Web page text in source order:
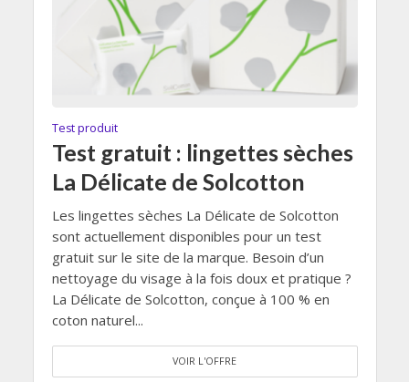
Test produit
Test gratuit : lingettes sèches
La Délicate de Solcotton
Les lingettes sèches La Délicate de Solcotton
sont actuellement disponibles pour un test
gratuit sur le site de la marque. Besoin d’un
nettoyage du visage à la fois doux et pratique ?
La Délicate de Solcotton, conçue à 100 % en
coton naturel...
VOIR L'OFFRE